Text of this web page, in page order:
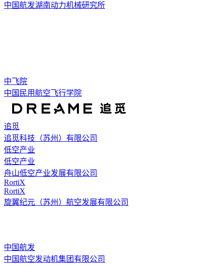
中国航发湖南动力机械研究所
中飞院
中国民用航空飞行学院
追觅
追觅科技（苏州）有限公司
低空产业
低空产业
舟山低空产业发展有限公司
RortiX
RortiX
旋翼纪元（苏州）航空发展有限公司
中国航发
中国航空发动机集团有限公司